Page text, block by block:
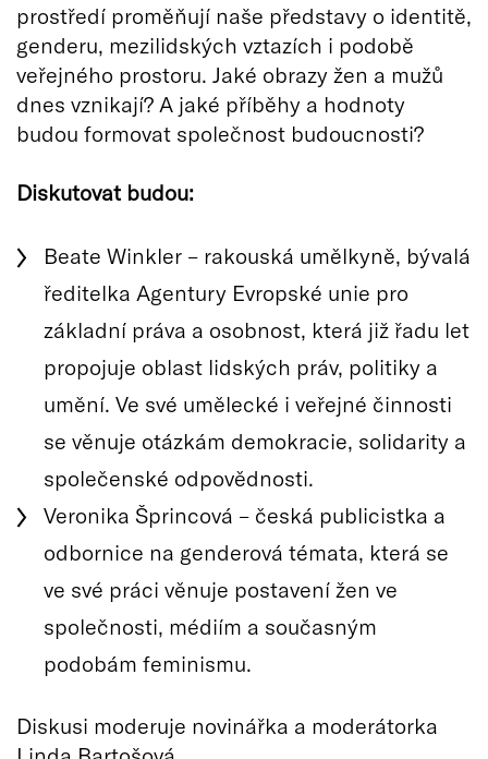
prostředí proměňují naše představy o identitě,
genderu, mezilidských vztazích i podobě
veřejného prostoru. Jaké obrazy žen a mužů
dnes vznikají? A jaké příběhy a hodnoty
budou formovat společnost budoucnosti?
Diskutovat budou:
Beate Winkler – rakouská umělkyně, bývalá
ředitelka Agentury Evropské unie pro
základní práva a osobnost, která již řadu let
propojuje oblast lidských práv, politiky a
umění. Ve své umělecké i veřejné činnosti
se věnuje otázkám demokracie, solidarity a
společenské odpovědnosti.
Veronika Šprincová – česká publicistka a
odbornice na genderová témata, která se
ve své práci věnuje postavení žen ve
společnosti, médiím a současným
podobám feminismu.
Diskusi moderuje novinářka a moderátorka